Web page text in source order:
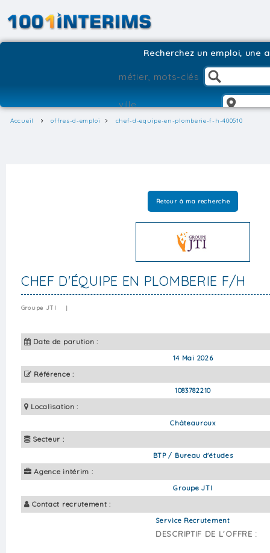
Recherchez un emploi, une
Accueil offres-d-emploi chef-d-equipe-en-plomberie-f-h-400510
Retour à ma recherche
CHEF D'ÉQUIPE EN PLOMBERIE F/H
Groupe JTI |
Date de parution :
14 Mai 2026
Référence :
1083782210
Localisation :
Châteauroux
Secteur :
BTP / Bureau d'études
Agence intérim :
Groupe JTI
Contact recrutement :
Service Recrutement
DESCRIPTIF DE L'OFFRE :